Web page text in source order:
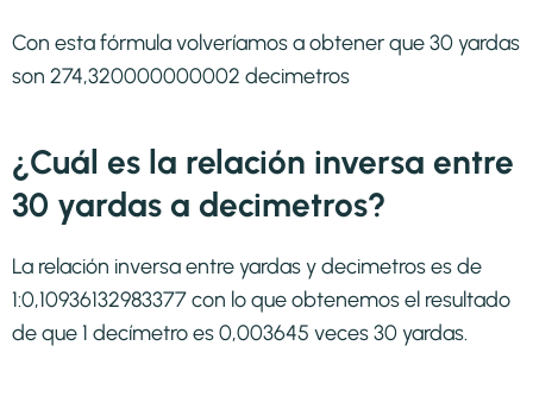
Con esta fórmula volveríamos a obtener que 30 yardas
son 274,320000000002 decimetros
¿Cuál es la relación inversa entre
30 yardas a decimetros?
La relación inversa entre yardas y decimetros es de
1:0,10936132983377 con lo que obtenemos el resultado
de que 1 decímetro es 0,003645 veces 30 yardas.